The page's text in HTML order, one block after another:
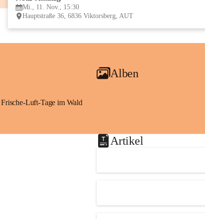
Mi., 11. Nov., 15:30
Hauptstraße 36, 6836 Viktorsberg, AUT
Alben
Frische-Luft-Tage im Wald
Artikel